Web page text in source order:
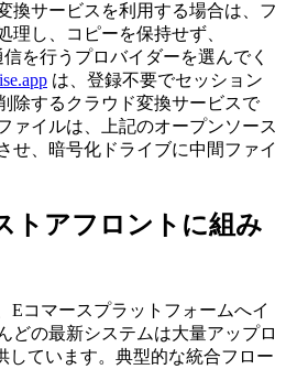
換サービスを利用する場合は、フ
理し、コピーを保持せず、
を行うプロバイダーを選んでく
は、登録不要でセッション
除するクラウド変換サービスで
ァイルは、上記のオープンソース
せ、暗号化ドライブに中間ファイ
トアフロントに組み
Eコマースプラットフォームへイ
どの最新システムは大量アップロ
しています。典型的な統合フロー